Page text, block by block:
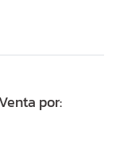
por: